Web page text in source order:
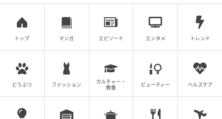
感謝・応援（45％）
称賛・感動（30％）
気遣い・心配（15％）
「廉くん地元大阪での舞台挨拶お疲れ様でし
トップ マンガ エピソード エンタメ トレンド
どうぶつ ファッション
カルチャー・
教養
ビューティー ヘルスケア